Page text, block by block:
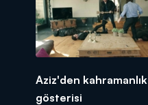
Aziz'den kahramanlık
gösterisi